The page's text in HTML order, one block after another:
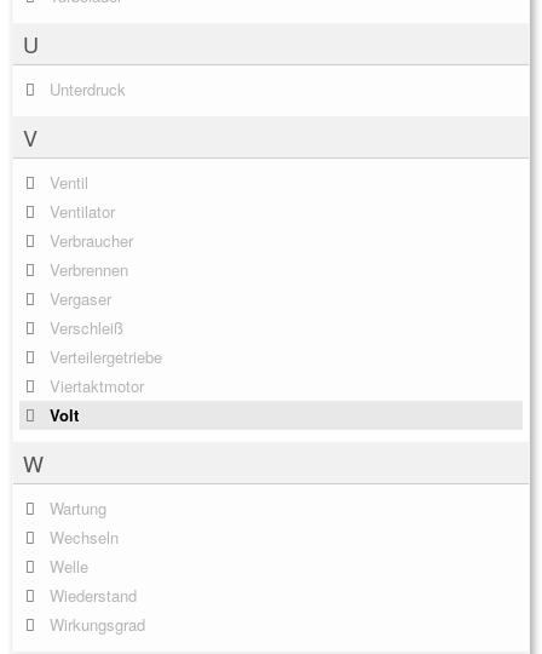
U
Unterdruck
V
Ventil
Ventilator
Verbraucher
Verbrennen
Vergaser
Verschleiß
Verteilergetriebe
Viertaktmotor
Volt
W
Wartung
Wechseln
Welle
Wiederstand
Wirkungsgrad